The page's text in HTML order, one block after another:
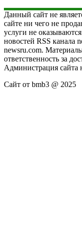
Данный сайт не
сайте ни чего не
услуги не
новостей RSS канала
newsru.com.
ответственность за
Администрация сайта
Сайт от bmb3 @ 2025